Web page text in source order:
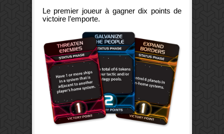
Le premier joueur à gagner dix points de
victoire l’emporte.